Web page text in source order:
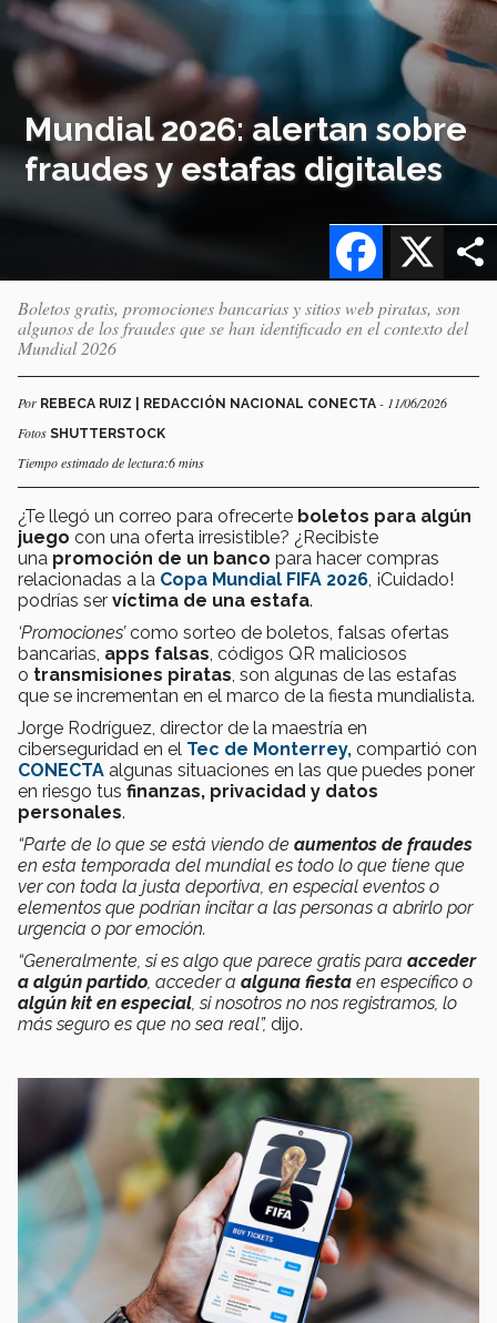
Mundial 2026: alertan sobre
fraudes y estafas digitales
X
Facebook
Boletos gratis, promociones bancarias y sitios web piratas, son
algunos de los fraudes que se han identificado en el contexto del
Mundial 2026
Por REBECA RUIZ | REDACCIÓN NACIONAL CONECTA - 11/06/2026
Fotos SHUTTERSTOCK
Tiempo estimado de lectura:6 mins
¿Te llegó un correo para ofrecerte boletos para algún
juego con una oferta irresistible? ¿Recibiste
una promoción de un banco para hacer compras
relacionadas a la Copa Mundial FIFA 2026 , ¡Cuidado!
podrías ser víctima de una estafa.
‘Promociones’como sorteo de boletos, falsas ofertas
bancarias, apps falsas , códigos QR maliciosos
o transmisiones piratas , son algunas de las estafas
que se incrementan en el marco de la fiesta mundialista.
Jorge Rodríguez, director de la maestría en
ciberseguridad en el Tec de Monterrey, compartió con
CONECTA algunas situaciones en las que puedes poner
en riesgo tus finanzas, privacidad y datos
personales.
“Parte de lo que se está viendo de aumentos de fraudes
en esta temporada del mundial es todo lo que tiene que
ver con toda la justa deportiva, en especial eventos o
elementos que podrían incitar a las personas a abrirlo por
urgencia o por emoción.
“Generalmente, si es algo que parece gratis para acceder
a algún partido , acceder a alguna fiesta en específico o
algún kit en especial , si nosotros no nos registramos, lo
más seguro es que no sea real”, dijo.